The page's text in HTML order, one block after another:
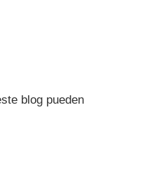
blog pueden